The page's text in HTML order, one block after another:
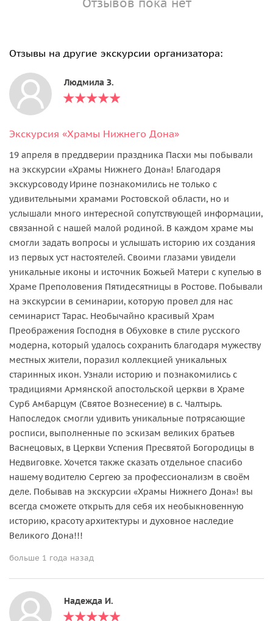
17 520 ₽
Отзывы на другие экскурсии организатора:
Людмила З.
Экскурсия «Храмы Нижнего Дона»
19 апреля в преддверии праздника Пасхи мы побывали
на экскурсии «Храмы Нижнего Дона»! Благодаря
экскурсоводу Ирине познакомились не только с
удивительными храмами Ростовской области, но и
услышали много интересной сопутствующей информации,
связанной с нашей малой родиной. В каждом храме мы
смогли задать вопросы и услышать историю их создания
из первых уст настоятелей. Своими глазами увидели
уникальные иконы и источник Божьей Матери с купелью в
Храме Преполовения Пятидесятницы в Ростове. Побывали
на экскурсии в семинарии, которую провел для нас
семинарист Тарас. Необычайно красивый Храм
Преображения Господня в Обуховке в стиле русского
модерна, который удалось сохранить благодаря мужеству
местных жители, поразил коллекцией уникальных
старинных икон. Узнали историю и познакомились с
традициями Армянской апостольской церкви в Храме
Сурб Амбарцум (Святое Вознесение) в с. Чалтырь.
Напоследок смогли удивить уникальные потрясающие
росписи, выполненные по эскизам великих братьев
Васнецовых, в Церкви Успения Пресвятой Богородицы в
Недвиговке. Хочется также сказать отдельное спасибо
нашему водителю Сергею за профессионализм в своём
деле. Побывав на экскурсии «Храмы Нижнего Дона»! вы
всегда сможете открыть для себя их необыкновенную
историю, красоту архитектуры и духовное наследие
Великого Дона!!!
больше 1 года назад
Надежда И.